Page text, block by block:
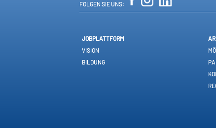
FOLGEN SIE UNS:
JOBPLATTFORM
VISION
BILDUNG